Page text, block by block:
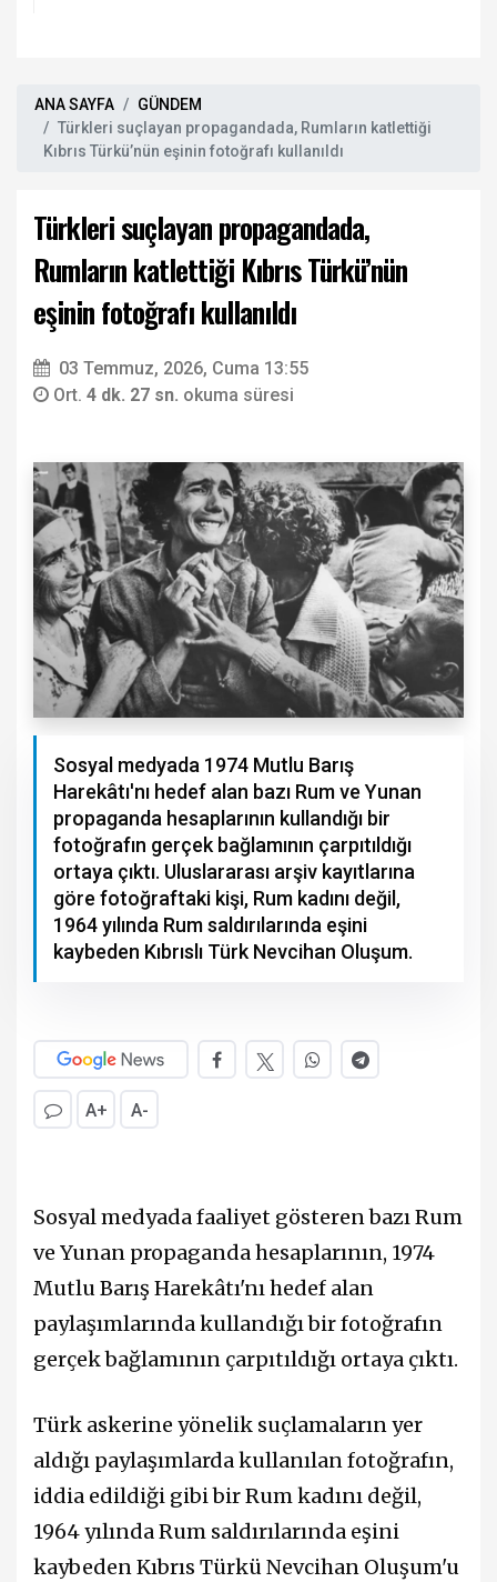
ANA SAYFA
GÜNDEM
Türkleri suçlayan propagandada, Rumların katlettiği
Kıbrıs Türkü’nün eşinin fotoğrafı kullanıldı
Türkleri suçlayan propagandada,
Rumların katlettiği Kıbrıs Türkü’nün
eşinin fotoğrafı kullanıldı
03 Temmuz, 2026, Cuma 13:55
Ort. 4 dk. 27 sn. okuma süresi
Sosyal medyada 1974 Mutlu Barış
Harekâtı'nı hedef alan bazı Rum ve Yunan
propaganda hesaplarının kullandığı bir
fotoğrafın gerçek bağlamının çarpıtıldığı
ortaya çıktı. Uluslararası arşiv kayıtlarına
göre fotoğraftaki kişi, Rum kadını değil,
1964 yılında Rum saldırılarında eşini
kaybeden Kıbrıslı Türk Nevcihan Oluşum.
A+ A-
Sosyal medyada faaliyet gösteren bazı Rum
ve Yunan propaganda hesaplarının, 1974
Mutlu Barış Harekâtı'nı hedef alan
paylaşımlarında kullandığı bir fotoğrafın
gerçek bağlamının çarpıtıldığı ortaya çıktı.
Türk askerine yönelik suçlamaların yer
aldığı paylaşımlarda kullanılan fotoğrafın,
iddia edildiği gibi bir Rum kadını değil,
1964 yılında Rum saldırılarında eşini
kaybeden Kıbrıs Türkü Nevcihan Oluşum'u